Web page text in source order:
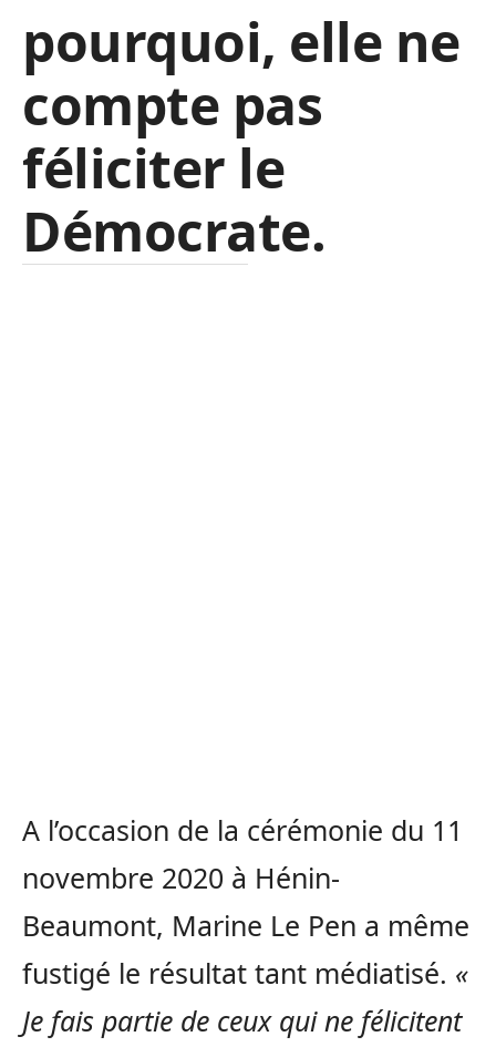
pourquoi, elle ne
compte pas
féliciter le
Démocrate.
A l’occasion de la cérémonie du 11
novembre 2020 à Hénin-
Beaumont, Marine Le Pen a même
fustigé le résultat tant médiatisé. «
Je fais partie de ceux qui ne félicitent